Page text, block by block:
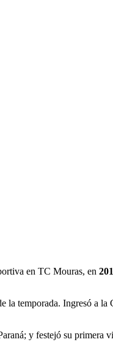
en TC Mouras, en
la temporada. Ingresó a
y festejó su primera